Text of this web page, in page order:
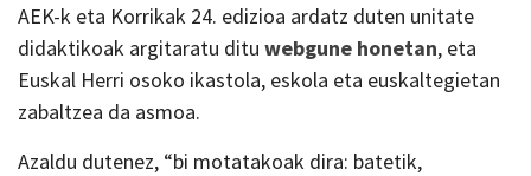
AEK-k eta Korrikak 24. edizioa ardatz duten unitate
didaktikoak argitaratu ditu webgune honetan, eta
Euskal Herri osoko ikastola, eskola eta euskaltegietan
zabaltzea da asmoa.
Azaldu dutenez, “bi motatakoak dira: batetik,